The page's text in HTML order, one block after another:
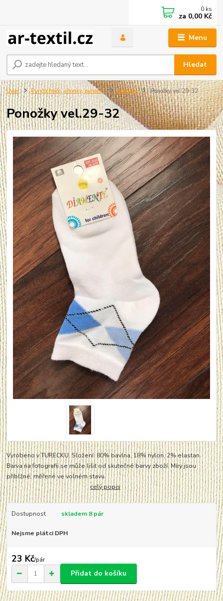
Menu
Hledat
0 ks
za 0,00 Kč
Úvod Punčocháče, silonky, ponožky ponožky Ponožky vel.29-32
Ponožky vel.29-32
Vyrobeno v TURECKU. Složení: 80% bavlna, 18% nylon, 2% elastan.
Barva na fotografii se může lišit od skutečné barvy zboží. Míry jsou
přiblžné, měřené ve volném stavu.
celý popis
Dostupnost skladem 8 pár
Nejsme plátci DPH
23 Kč/pár
Přidat do košíku